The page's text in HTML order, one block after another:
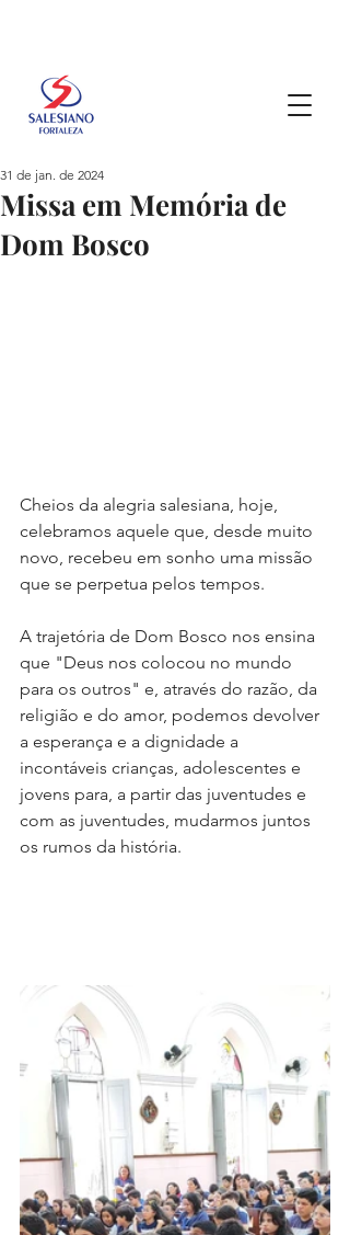
Missa em Memória de
Dom Bosco
31 de jan. de 2024
Cheios da alegria salesiana, hoje,
celebramos aquele que, desde muito
novo, recebeu em sonho uma missão
que se perpetua pelos tempos.
A trajetória de Dom Bosco nos ensina
que "Deus nos colocou no mundo
para os outros" e, através do razão, da
religião e do amor, podemos devolver
a esperança e a dignidade a
incontáveis crianças, adolescentes e
jovens para, a partir das juventudes e
com as juventudes, mudarmos juntos
os rumos da história.